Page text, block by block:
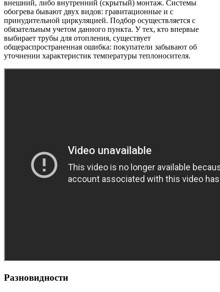
внешний, либо внутренний (скрытый) монтаж. Системы
обогрева бывают двух видов: гравитационные и с
принудительной циркуляцией. Подбор осуществляется с
обязательным учетом данного пункта. У тех, кто впервые
выбирает трубы для отопления, существует
общераспространенная ошибка: покупатели забывают об
уточнении характеристик температуры теплоносителя.
Разновидности